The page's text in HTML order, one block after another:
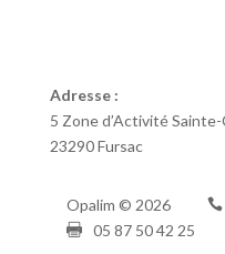
Adresse :
5 Zone d’Activité
23290 Fursac
Opalim © 2026
05 87 50 42 25